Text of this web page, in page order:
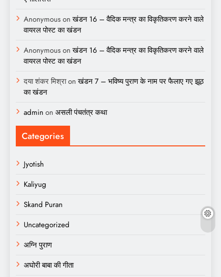
Anonymousonखंडन 16 – वैदिक मन्त्र का विकृतिकरण करने वाले
वायरल पोस्ट का खंडन
Anonymousonखंडन 16 – वैदिक मन्त्र का विकृतिकरण करने वाले
वायरल पोस्ट का खंडन
दया शंकर मिश्राonखंडन 7 – भविष्य पुराण के नाम पर फैलाए गए झूठ
का खंडन
admin on असली पंचतंत्र कथा
Categories
Jyotish
Kaliyug
Skand Puran
Uncategorized
अग्नि पुराण
अघोरी बाबा की गीता